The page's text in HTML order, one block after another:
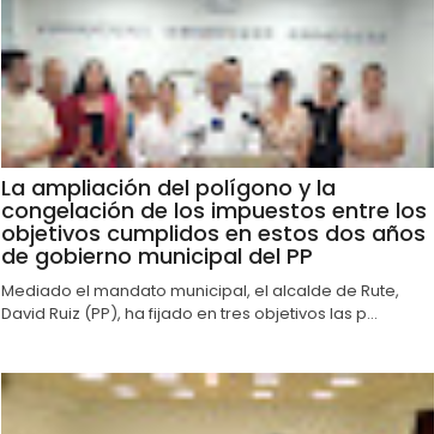
La ampliación del polígono y la
congelación de los impuestos entre los
objetivos cumplidos en estos dos años
de gobierno municipal del PP
Mediado el mandato municipal, el alcalde de Rute,
David Ruiz (PP), ha fijado en tres objetivos las p...